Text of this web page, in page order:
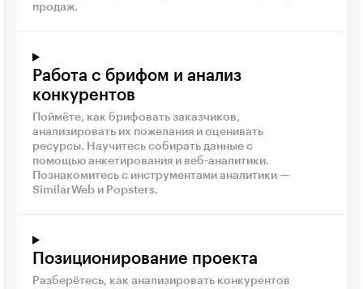
продаж.
Работа с брифом и анализ
конкурентов
Поймёте, как брифовать заказчиков,
анализировать их пожелания и оценивать
ресурсы. Научитесь собирать данные с
помощью анкетирования и веб-аналитики.
Познакомитесь с инструментами аналитики —
SimilarWeb и Popsters.
Позиционирование проекта
Разберётесь, как анализировать конкурентов